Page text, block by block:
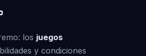
los juegos
y condiciones